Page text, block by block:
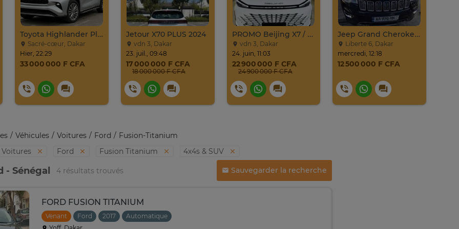
Toyota Highlander Platinium 2023
Sacré-cœur, Dakar
Hier, 22:29
33 000 000 F CFA
Jetour X70 PLUS 2024
vdn 3, Dakar
23. juil., 09:48
17 000 000 F CFA
18 000 000 F CFA
PROMO Beijing X7 / 2025
vdn 3, Dakar
24. juin, 11:03
22 900 000 F CFA
24 900 000 F CFA
Jeep Grand Cherokee Overland 2019 À Vendre
Liberte 6, Dakar
mercredi, 12:18
12 500 000 F CFA
Véhicules Voitures Ford
Fusion-Titanium
Voitures
Ford Fusion Titanium 4x4s & SUV
- Sénégal 4 résultats trouvés Sauvegarder la recherche
FORD FUSION TITANIUM
Venant Ford 2017
Automatique